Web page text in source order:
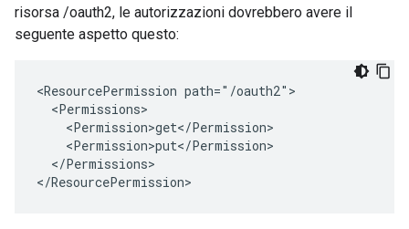
risorsa /oauth2, le autorizzazioni dovrebbero avere il
seguente aspetto questo:
<ResourcePermission path="/oauth2">
  <Permissions>
    <Permission>get</Permission>
    <Permission>put</Permission>
  </Permissions>
</ResourcePermission>